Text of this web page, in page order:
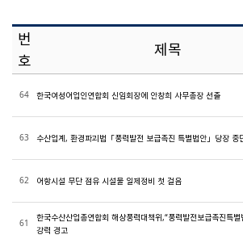
번
호
제목
64 한국여성어업인연합회 신임회장에 안창희 사무총장 선출
63 수산업계, 환경파괴법「풍력발전 보급촉진 특별법안」당장 중
62 어항시설 무단 점유 시설물 일제정비 첫 걸음
61
한국수산산업총연합회 해상풍력대책위,“풍력발전보급촉진특
강력 경고